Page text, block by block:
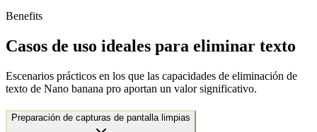
Benefits
Casos de uso ideales para eliminar texto
Escenarios prácticos en los que las capacidades de eliminación de
texto de Nano banana pro aportan un valor significativo.
Preparación de capturas de pantalla limpias